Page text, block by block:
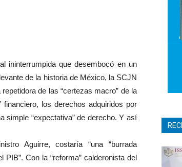
ininterrumpida que desembocó en un
de la historia de México, la SCJN
de las “certezas macro” de la
financiero, los derechos adquiridos por
simple “expectativa” de derecho. Y así
Aguirre, costaría “una “burrada
Con la “reforma” calderonista del